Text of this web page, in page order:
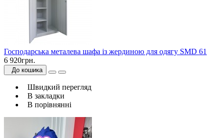
Господарська металева шафа із жердиною для одягу SMD 61
6 920грн.
До кошика
Швидкий перегляд
В закладки
В порівнянні